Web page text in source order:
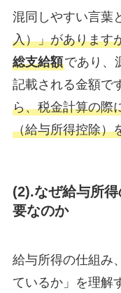
混同しやすい言葉
入）」があります
総支給額であり、
記載される金額で
ら、税金計算の際
（給与所得控除）
(2).なぜ給与所
要なのか
給与所得の仕組み
ているか」を理解